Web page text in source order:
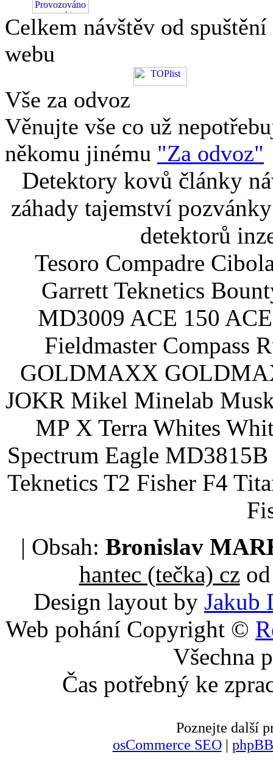
Celkem návštěv od spuštění
webu
Vše za odvoz
Věnujte vše co už
někomu jinému "Za odvoz"
Detektory kovů články
záhady tajemství
detektorů
Tesoro Compadre
Garrett Teknetics
MD3009 ACE 150
Fieldmaster Compass
GOLDMAXX
JOKR Mikel Minelab
MP X Terra Whites
Spectrum Eagle
Teknetics T2 Fisher F4
| Obsah: Bronislav
hantec (tečka) czod
Design layout by Jakub
Web pohání Copyright ©
Všechna
Čas potřebný ke
Poznejte další
osCommerce SEO|